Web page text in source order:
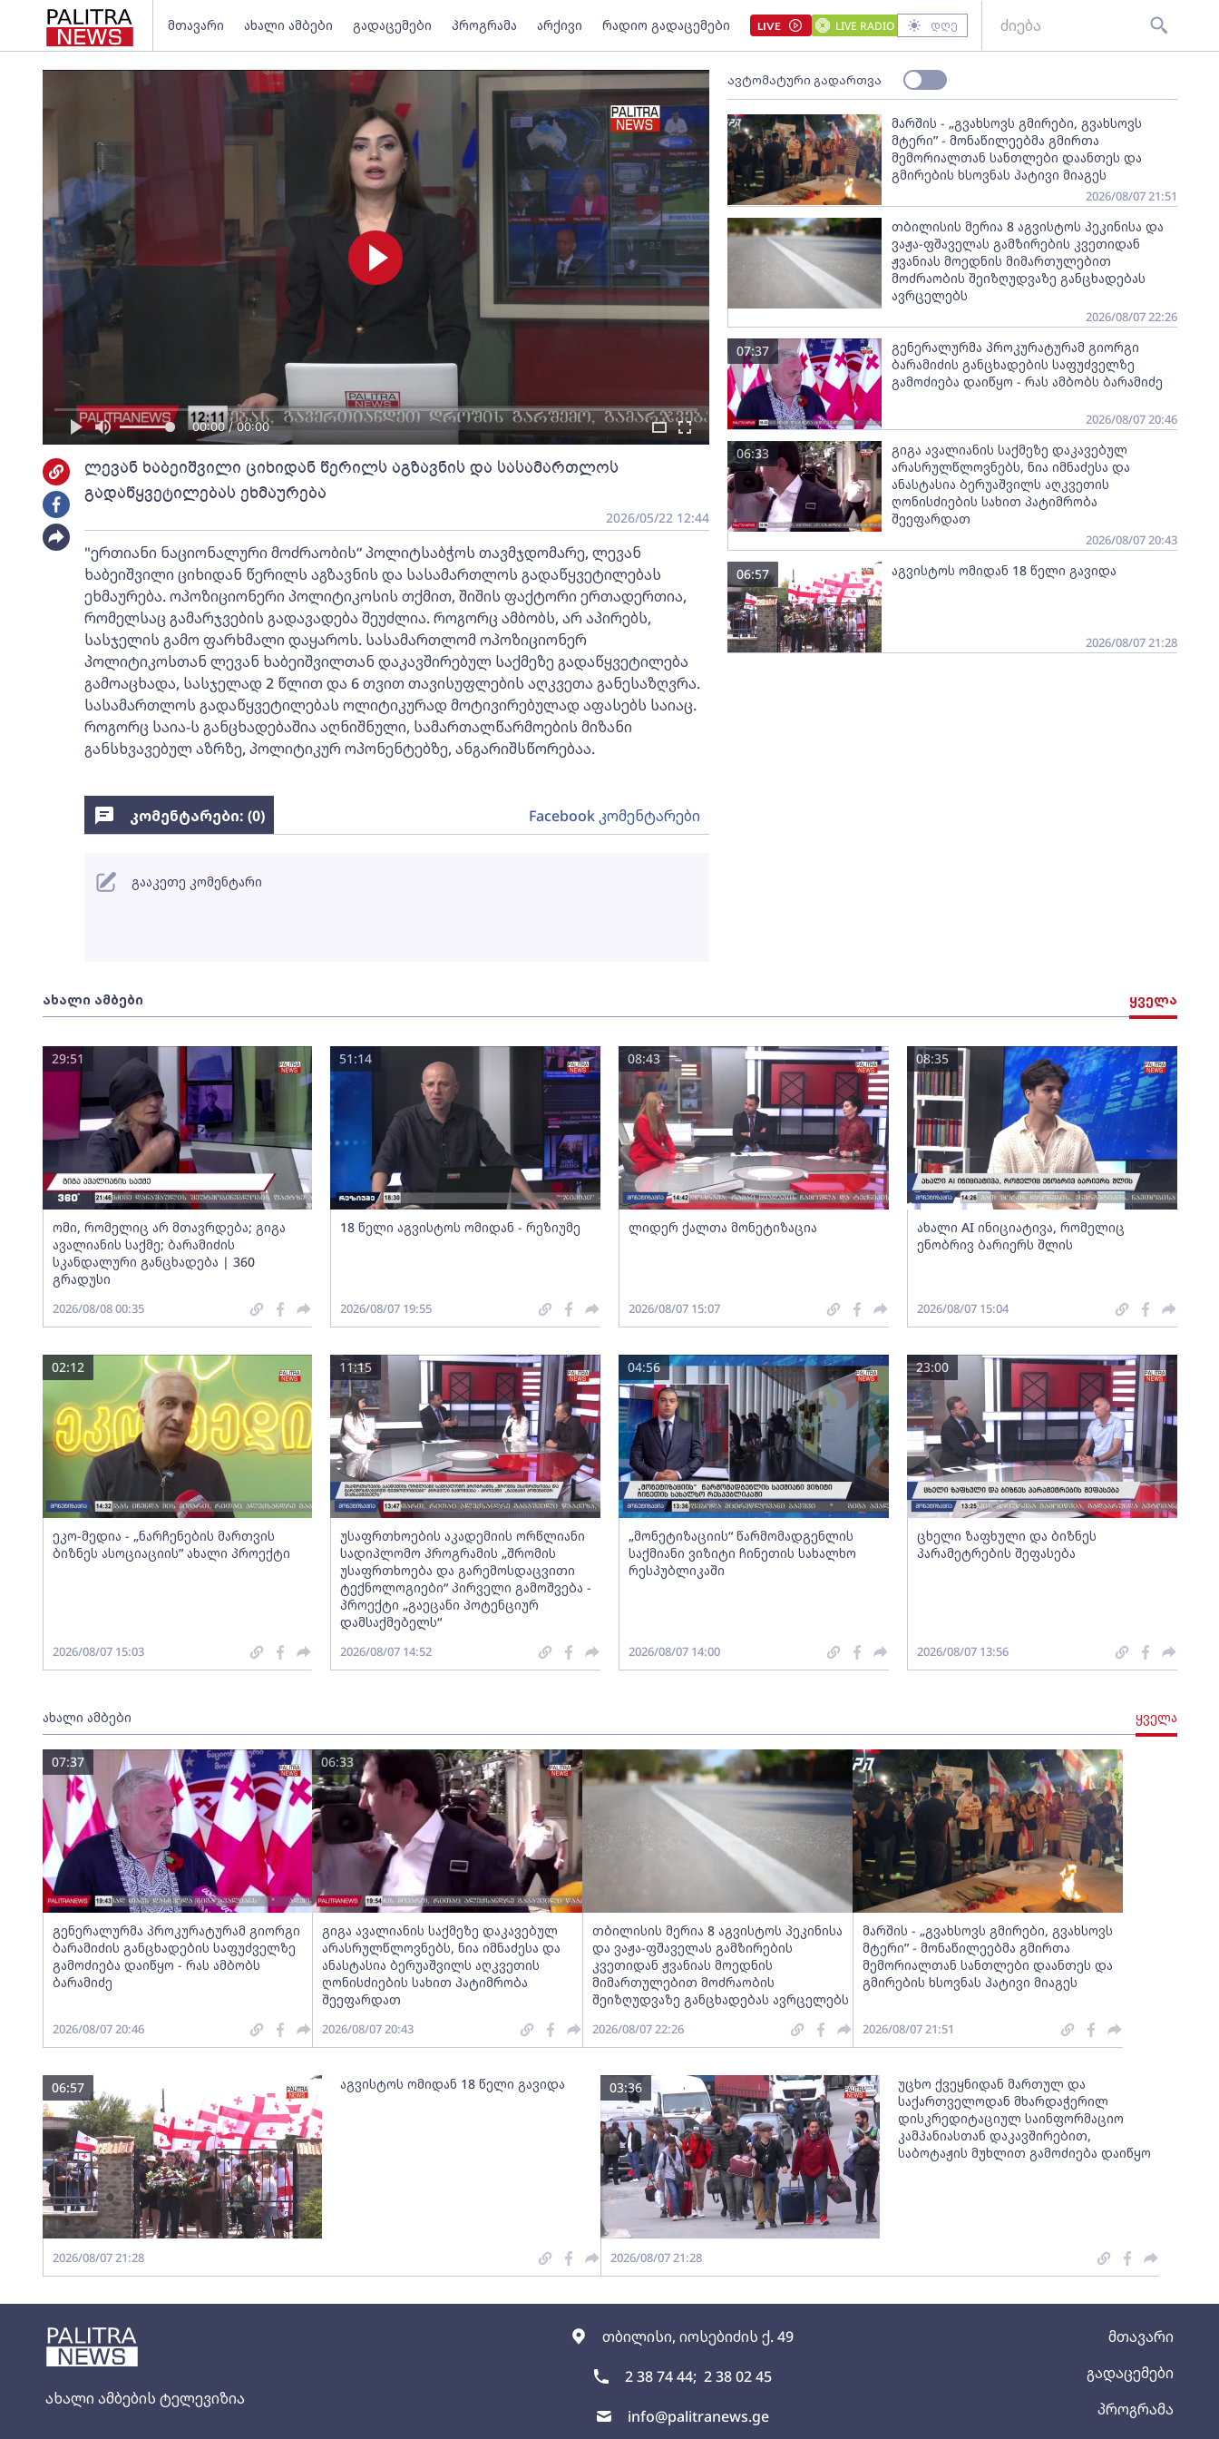
მთავარი ახალი ამბები გადაცემები პროგრამა არქივი რადიო გადაცემები LIVE LIVE RADIO დღე
ახალი ამბების ტელევიზია
თბილისი, იოსებიძის ქ. 49
2 38 74 44; 2 38 02 45
info@palitranews.ge
მთავარი
გადაცემები
პროგრამა
00:00 / 00:00
ლევან ხაბეიშვილი ციხიდან წერილს აგზავნის და სასამართლოს
გადაწყვეტილებას ეხმაურება
2026/05/22 12:44
"ერთიანი ნაციონალური მოძრაობის“ პოლიტსაბჭოს თავმჯდომარე, ლევან
ხაბეიშვილი ციხიდან წერილს აგზავნის და სასამართლოს გადაწყვეტილებას
ეხმაურება. ოპოზიციონერი პოლიტიკოსის თქმით, შიშის ფაქტორი ერთადერთია,
რომელსაც გამარჯვების გადავადება შეუძლია. როგორც ამბობს, არ აპირებს,
სასჯელის გამო ფარხმალი დაყაროს. სასამართლომ ოპოზიციონერ
პოლიტიკოსთან ლევან ხაბეიშვილთან დაკავშირებულ საქმეზე გადაწყვეტილება
გამოაცხადა, სასჯელად 2 წლით და 6 თვით თავისუფლების აღკვეთა განესაზღვრა.
სასამართლოს გადაწყვეტილებას ოლიტიკურად მოტივირებულად აფასებს საიაც.
როგორც საია-ს განცხადებაშია აღნიშნული, სამართალწარმოების მიზანი
განსხვავებულ აზრზე, პოლიტიკურ ოპონენტებზე, ანგარიშსწორებაა.
ავტომატური გადართვა
მარშის - „გვახსოვს გმირები, გვახსოვს
მტერი” - მონაწილეებმა გმირთა
მემორიალთან სანთლები დაანთეს და
გმირების ხსოვნას პატივი მიაგეს
2026/08/07 21:51
თბილისის მერია 8 აგვისტოს პეკინისა და
ვაჟა-ფშაველას გამზირების კვეთიდან
ჟვანიას მოედნის მიმართულებით
მოძრაობის შეიზღუდვაზე განცხადებას
ავრცელებს
2026/08/07 22:26
გენერალურმა პროკურატურამ გიორგი
ბარამიძის განცხადების საფუძველზე
გამოძიება დაიწყო - რას ამბობს ბარამიძე
07:37
2026/08/07 20:46
გიგა ავალიანის საქმეზე დაკავებულ
არასრულწლოვნებს, ნია იმნაძესა და
ანასტასია ბერუაშვილს აღკვეთის
ღონისძიების სახით პატიმრობა
შეეფარდათ
06:33
2026/08/07 20:43
აგვისტოს ომიდან 18 წელი გავიდა
06:57
2026/08/07 21:28
ახალი ამბები ყველა
ომი, რომელიც არ მთავრდება; გიგა
ავალიანის საქმე; ბარამიძის
სკანდალური განცხადება | 360
გრადუსი
29:51
2026/08/08 00:35
18 წელი აგვისტოს ომიდან - რეზიუმე
51:14
2026/08/07 19:55
ლიდერ ქალთა მონეტიზაცია
08:43
2026/08/07 15:07
ახალი AI ინიციატივა, რომელიც
ენობრივ ბარიერს შლის
08:35
2026/08/07 15:04
ეკო-მედია - „ნარჩენების მართვის
ბიზნეს ასოციაციის” ახალი პროექტი
02:12
2026/08/07 15:03
უსაფრთხოების აკადემიის ორწლიანი
სადიპლომო პროგრამის „შრომის
უსაფრთხოება და გარემოსდაცვითი
ტექნოლოგიები“ პირველი გამოშვება -
პროექტი „გაეცანი პოტენციურ
დამსაქმებელს“
11:15
2026/08/07 14:52
„მონეტიზაციის“ წარმომადგენლის
საქმიანი ვიზიტი ჩინეთის სახალხო
რესპუბლიკაში
04:56
2026/08/07 14:00
ცხელი ზაფხული და ბიზნეს
პარამეტრების შეფასება
23:00
2026/08/07 13:56
ახალი ამბები ყველა
გენერალურმა პროკურატურამ გიორგი
ბარამიძის განცხადების საფუძველზე
გამოძიება დაიწყო - რას ამბობს
ბარამიძე
07:37
2026/08/07 20:46
გიგა ავალიანის საქმეზე დაკავებულ
არასრულწლოვნებს, ნია იმნაძესა და
ანასტასია ბერუაშვილს აღკვეთის
ღონისძიების სახით პატიმრობა
შეეფარდათ
06:33
2026/08/07 20:43
თბილისის მერია 8 აგვისტოს პეკინისა
და ვაჟა-ფშაველას გამზირების
კვეთიდან ჟვანიას მოედნის
მიმართულებით მოძრაობის
შეიზღუდვაზე განცხადებას ავრცელებს
2026/08/07 22:26
მარშის - „გვახსოვს გმირები, გვახსოვს
მტერი” - მონაწილეებმა გმირთა
მემორიალთან სანთლები დაანთეს და
გმირების ხსოვნას პატივი მიაგეს
2026/08/07 21:51
აგვისტოს ომიდან 18 წელი გავიდა
06:57
2026/08/07 21:28
უცხო ქვეყნიდან მართულ და
საქართველოდან მხარდაჭერილ
დისკრედიტაციულ საინფორმაციო
კამპანიასთან დაკავშირებით,
საბოტაჟის მუხლით გამოძიება დაიწყო
03:36
2026/08/07 21:28
კომენტარები: (0) Facebook კომენტარები
გააკეთე კომენტარი